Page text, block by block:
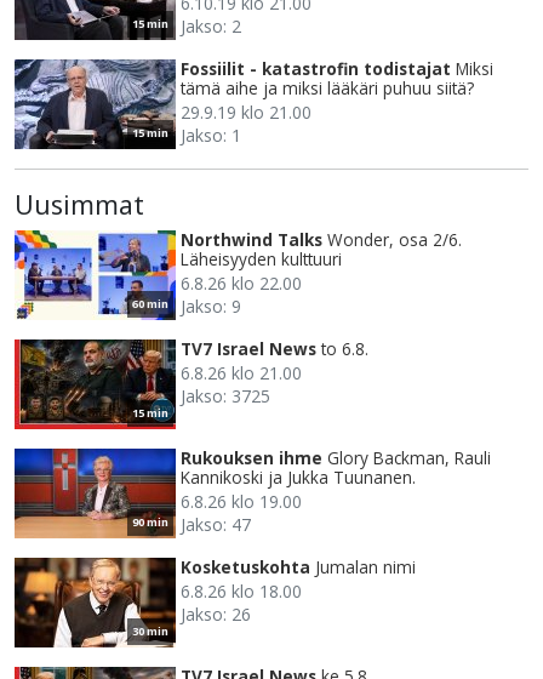
15 min
Jakso: 2
15 min
Fossiilit - katastrofin todistajat Miksi
tämä aihe ja miksi lääkäri puhuu siitä?
29.9.19 klo 21.00
Jakso: 1
Uusimmat
60 min
Northwind Talks Wonder, osa 2/6.
Läheisyyden kulttuuri
6.8.26 klo 22.00
Jakso: 9
15 min
TV7 Israel News to 6.8.
6.8.26 klo 21.00
Jakso: 3725
90 min
Rukouksen ihme Glory Backman, Rauli
Kannikoski ja Jukka Tuunanen.
6.8.26 klo 19.00
Jakso: 47
30 min
Kosketuskohta Jumalan nimi
6.8.26 klo 18.00
Jakso: 26